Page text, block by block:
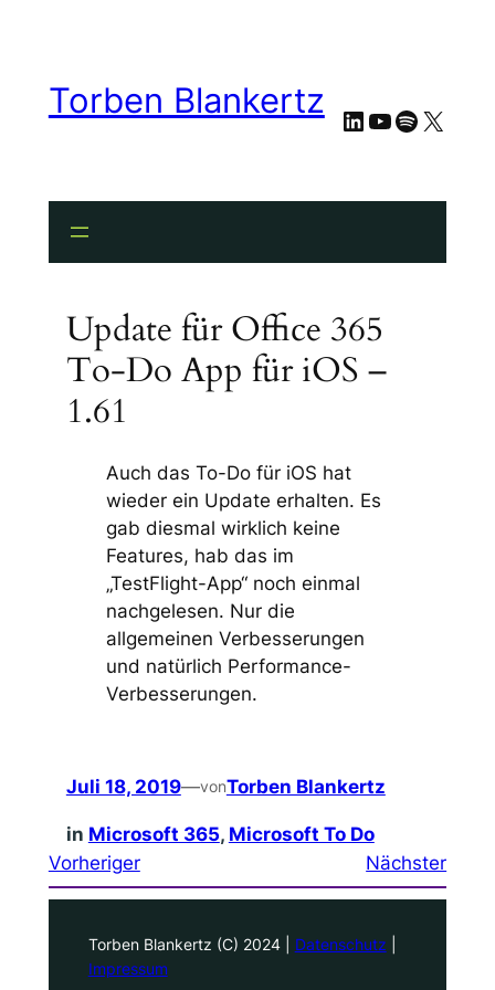
Torben Blankertz LinkedIn
YouTube
Spotify
X
Update für Office 365
To-Do App für iOS –
1.61
Auch das To-Do für iOS hat
wieder ein Update erhalten. Es
gab diesmal wirklich keine
Features, hab das im
„TestFlight-App“ noch einmal
nachgelesen. Nur die
allgemeinen Verbesserungen
und natürlich Performance-
Verbesserungen.
Juli 18, 2019—vonTorben Blankertz
in Microsoft 365, Microsoft To Do
Vorheriger
Nächster
Torben Blankertz (C) 2024 | Datenschutz
Impressum